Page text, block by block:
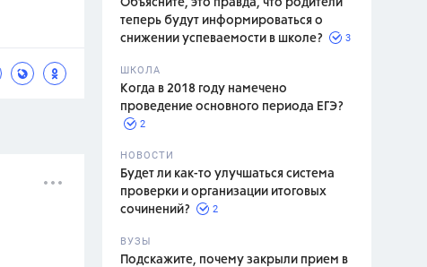
Воспитание
Объясните, это правда, что родители
теперь будут информироваться о
снижении успеваемости в школе?
3
ШКОЛА
Когда в 2018 году намечено
проведение основного периода ЕГЭ?
2
НОВОСТИ
Будет ли как-то улучшаться система
проверки и организации итоговых
сочинений?
2
ВУЗЫ
Подскажите, почему закрыли прием в